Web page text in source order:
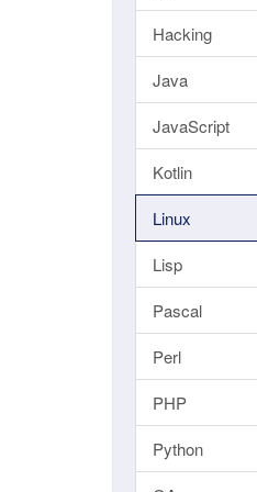
Hacking
Java
JavaScript
Kotlin
Linux
Lisp
Pascal
Perl
PHP
Python